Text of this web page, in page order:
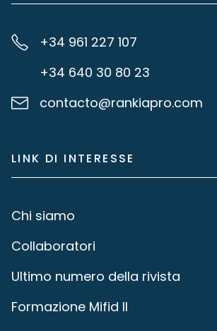
+34 961 227 107
+34 640 30 80 23
contacto@rankiapro.com
LINK DI INTERESSE
Chi siamo
Collaboratori
Ultimo numero della rivista
Formazione Mifid II